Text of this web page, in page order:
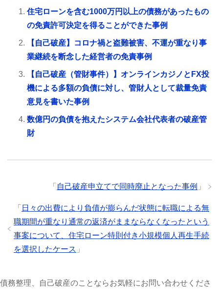
住宅ローンを含む1000万円以上の債務があったもの
の免責許可決定を得ることができた事例
【自己破産】コロナ禍と盗難被害、不運が重なり事
業継続を断念した経営者の免責事例
【自己破産（管財事件）】オンラインカジノとFX投
機による多額の負債に対し、管財人として裁量免責
意見を書いた事例
​数億円の負債を抱えたシステム会社代表者の破産管
財
「 自己破産申立てで同時廃止となった事例 」
「 日々の出費により負債が膨らんだ状態に転職による無
職期間が重なり通常の返済がままならなくなったという
事案について、住宅ローン特則付き小規模個人再生手続
を選択したケース 」
債務整理、自己破産のことならお気軽にお問い合わせくださ